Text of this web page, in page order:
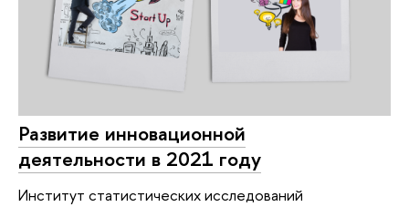
Развитие инновационной
деятельности в 2021 году
Институт статистических исследований